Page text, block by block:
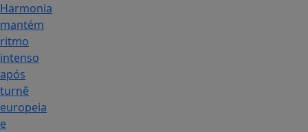
Harmonia
mantém
ritmo
intenso
após
turnê
europeia
e